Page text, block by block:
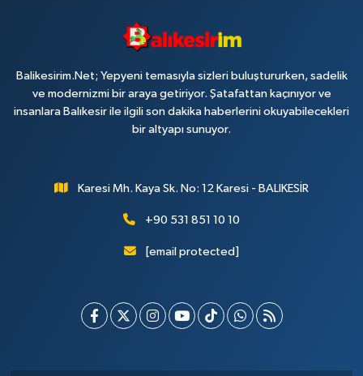
Balikesirim.Net; Yepyeni temasıyla sizleri buluştururken, sadelik
ve modernizmi bir araya getiriyor. Şatafattan kaçınıyor ve
insanlara Balıkesir ile ilgili son dakika haberlerini okuyabilecekleri
bir altyapı sunuyor.
Karesi Mh. Kaya Sk. No: 12 Karesi - BALIKESİR
+90 531 851 10 10
[email protected]